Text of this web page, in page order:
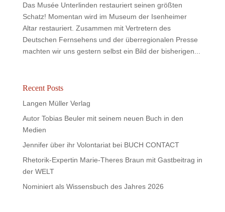
Das Musée Unterlinden restauriert seinen größten
Schatz! Momentan wird im Museum der Isenheimer
Altar restauriert. Zusammen mit Vertretern des
Deutschen Fernsehens und der überregionalen Presse
machten wir uns gestern selbst ein Bild der bisherigen...
Recent Posts
Langen Müller Verlag
Autor Tobias Beuler mit seinem neuen Buch in den
Medien
Jennifer über ihr Volontariat bei BUCH CONTACT
Rhetorik-Expertin Marie-Theres Braun mit Gastbeitrag in
der WELT
Nominiert als Wissensbuch des Jahres 2026